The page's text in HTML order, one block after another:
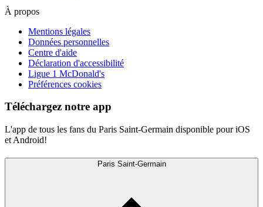
À propos
Mentions légales
Données personnelles
Centre d'aide
Déclaration d'accessibilité
Ligue 1 McDonald's
Préférences cookies
Téléchargez notre app
L'app de tous les fans du Paris Saint-Germain disponible pour iOS
et Android!
Paris Saint-Germain